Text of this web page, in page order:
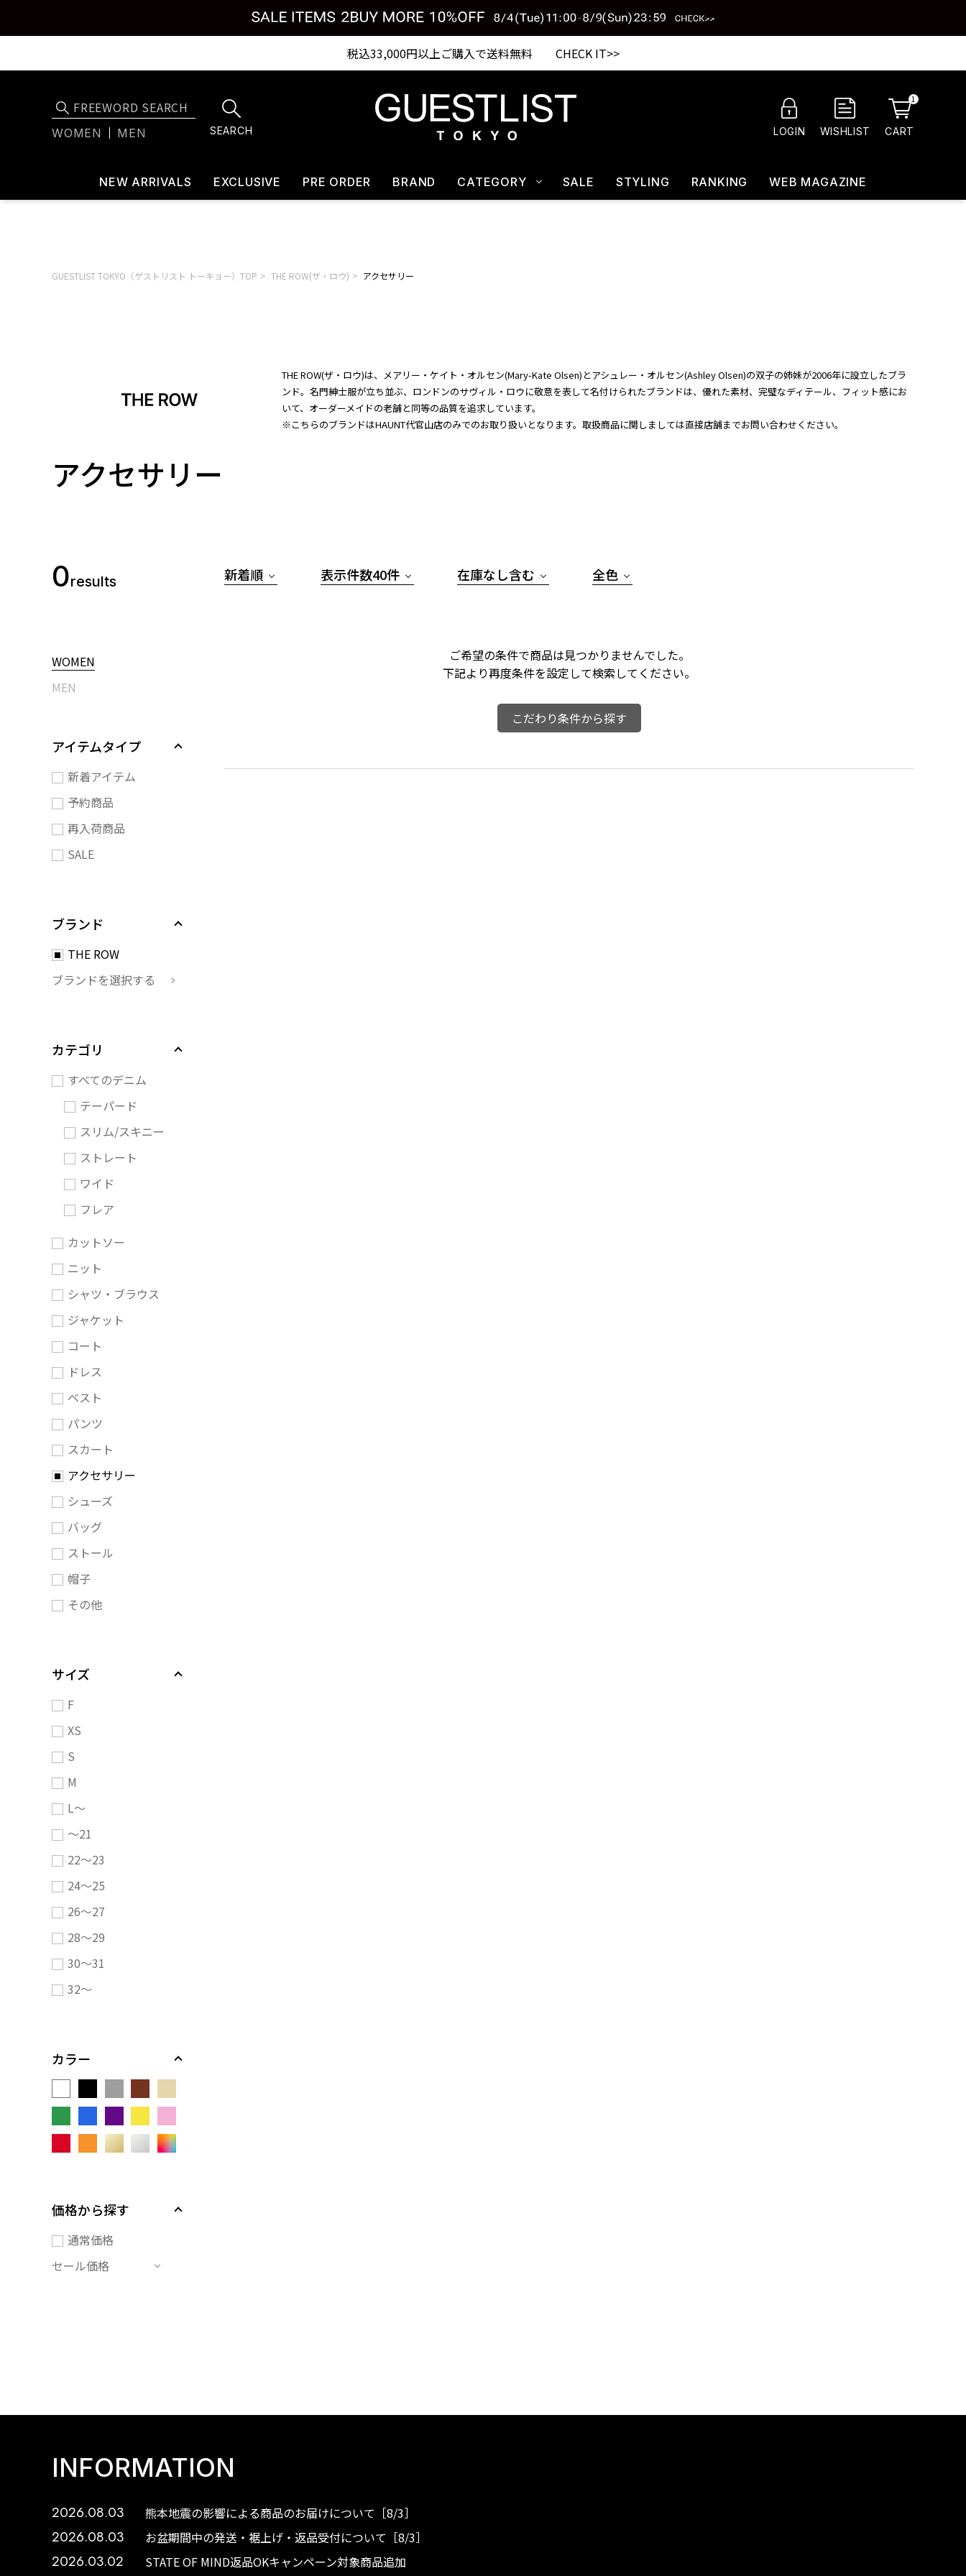
税込33,000円以上ご購入で送料無料 CHECK IT>>
WOMEN MEN SEARCH LOGIN WISHLIST CART
1
NEW ARRIVALS EXCLUSIVE PRE ORDER BRAND CATEGORY SALE STYLING RANKING WEB MAGAZINE
GUESTLIST TOKYO（ゲストリスト トーキョー）TOP THE ROW(ザ・ロウ) アクセサリー
THE ROW(ザ・ロウ)は、メアリー・ケイト・オルセン(Mary-Kate Olsen)とアシュレー・オルセン(Ashley Olsen)の双子の姉妹が2006年に設立したブラ
ンド。名門紳士服が立ち並ぶ、ロンドンのサヴィル・ロウに敬意を表して名付けられたブランドは、優れた素材、完璧なディテール、フィット感にお
いて、オーダーメイドの老舗と同等の品質を追求しています。
※こちらのブランドはHAUNT代官山店のみでのお取り扱いとなります。取扱商品に関しましては直接店舗までお問い合わせください。
アクセサリー
0results
WOMEN
MEN
アイテムタイプ
新着アイテム
予約商品
再入荷商品
SALE
ブランド
THE ROW
ブランドを選択する
カテゴリ
すべてのデニム
テーパード
スリム/スキニー
ストレート
ワイド
フレア
カットソー
ニット
シャツ・ブラウス
ジャケット
コート
ドレス
ベスト
パンツ
スカート
アクセサリー
シューズ
バッグ
ストール
帽子
その他
サイズ
F
XS
S
M
L～
～21
22～23
24～25
26～27
28～29
30～31
32～
カラー
価格から探す
通常価格
セール価格
新着順 表示件数40件 在庫なし含む 全色
ご希望の条件で商品は見つかりませんでした。
下記より再度条件を設定して検索してください。
こだわり条件から探す
INFORMATION
2026.08.03 熊本地震の影響による商品のお届けについて［8/3］
2026.08.03 お盆期間中の発送・裾上げ・返品受付について［8/3］
2026.03.02 STATE OF MIND返品OKキャンペーン対象商品追加